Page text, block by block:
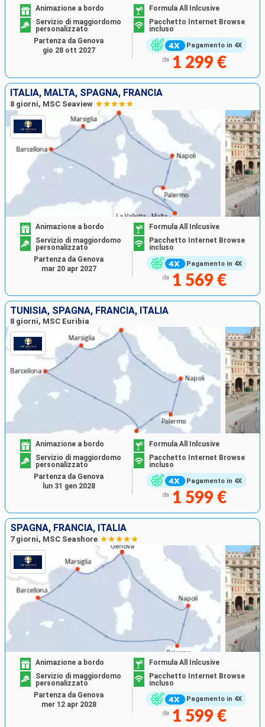
Pagamento in 4X
Animazione a bordo
Formula All Inlcusive
Servizio di maggiordomo
personalizzato
Pacchetto Internet Browse
incluso
da 1 299 €
Partenza da Genova
gio 28 ott 2027
ITALIA, MALTA, SPAGNA, FRANCIA
8 giorni, MSC Seaview
Pagamento in 4X
Animazione a bordo
Formula All Inlcusive
Servizio di maggiordomo
personalizzato
Pacchetto Internet Browse
incluso
da 1 569 €
Partenza da Genova
mar 20 apr 2027
TUNISIA, SPAGNA, FRANCIA, ITALIA
8 giorni, MSC Euribia
Pagamento in 4X
Animazione a bordo
Formula All Inlcusive
Servizio di maggiordomo
personalizzato
Pacchetto Internet Browse
incluso
da 1 599 €
Partenza da Genova
lun 31 gen 2028
SPAGNA, FRANCIA, ITALIA
7 giorni, MSC Seashore
Pagamento in 4X
Animazione a bordo
Formula All Inlcusive
Servizio di maggiordomo
personalizzato
Pacchetto Internet Browse
incluso
da 1 599 €
Partenza da Genova
mer 12 apr 2028